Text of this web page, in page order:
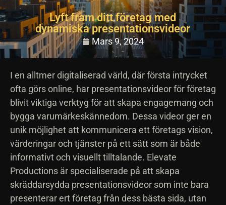
Lyft fram ditt företag med
dynamiska presentationsvideor
Mars 9, 2024
I en alltmer digitaliserad värld, där första intrycket
ofta görs online, har presentationsvideor för företag
blivit viktiga verktyg för att skapa engagemang och
bygga varumärkeskännedom. Dessa videor ger en
unik möjlighet att kommunicera ett företags vision,
värderingar och tjänster på ett sätt som är både
informativt och visuellt tilltalande. Elevate
Productions är specialiserade på att skapa
skräddarsydda presentationsvideor som inte bara
presenterar ert företag från dess bästa sida, utan